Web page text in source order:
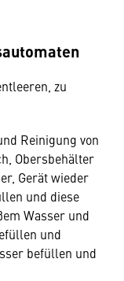
zu
Reinigung von
Obersbehälter
Gerät wieder
und diese
Wasser und
und
befüllen und